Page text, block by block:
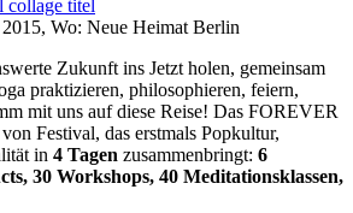
Wo: Neue Heimat Berlin
Zukunft ins Jetzt holen, gemeinsam
praktizieren, philosophieren, feiern,
mit uns auf diese Reise! Das FOREVER
Festival, das erstmals Popkultur,
in 4 Tagen zusammenbringt: 6
30 Workshops, 40 Meditationsklassen,